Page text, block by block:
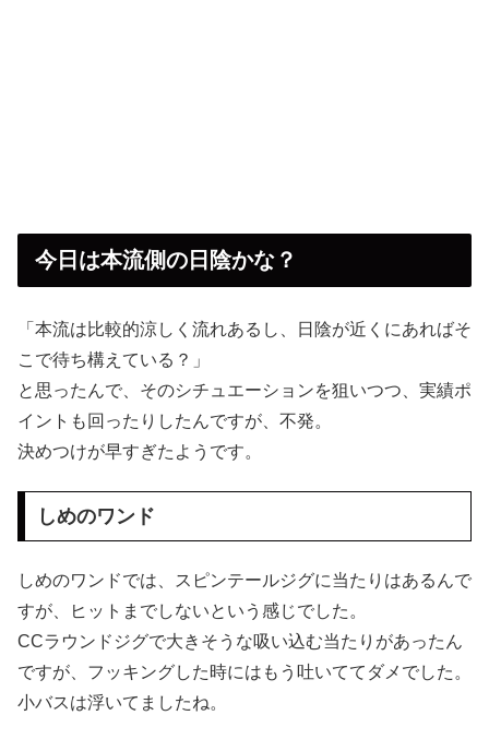
今日は本流側の日陰かな？
「本流は比較的涼しく流れあるし、日陰が近くにあればそ
こで待ち構えている？」
と思ったんで、そのシチュエーションを狙いつつ、実績ポ
イントも回ったりしたんですが、不発。
決めつけが早すぎたようです。
しめのワンド
しめのワンドでは、スピンテールジグに当たりはあるんで
すが、ヒットまでしないという感じでした。
CCラウンドジグで大きそうな吸い込む当たりがあったん
ですが、フッキングした時にはもう吐いててダメでした。
小バスは浮いてましたね。